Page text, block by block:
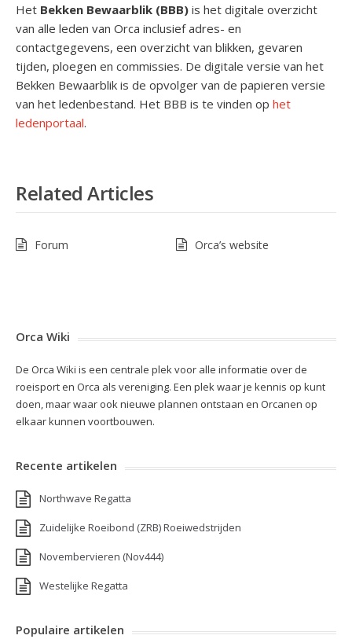
Het Bekken Bewaarblik (BBB) is het digitale overzicht
van alle leden van Orca inclusief adres- en
contactgegevens, een overzicht van blikken, gevaren
tijden, ploegen en commissies. De digitale versie van het
Bekken Bewaarblik is de opvolger van de papieren versie
van het ledenbestand. Het BBB is te vinden op het
ledenportaal.
Related Articles
Forum Orca’s website
Orca Wiki
De Orca Wiki is een centrale plek voor alle informatie over de
roeisport en Orca als vereniging. Een plek waar je kennis op kunt
doen, maar waar ook nieuwe plannen ontstaan en Orcanen op
elkaar kunnen voortbouwen.
Recente artikelen
Northwave Regatta
Zuidelijke Roeibond (ZRB) Roeiwedstrijden
Novembervieren (Nov444)
Westelijke Regatta
Populaire artikelen